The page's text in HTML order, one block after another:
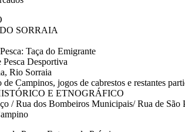
SORRAIA
Taça do Emigrante
Desportiva
Rio Sorraia
de Campinos, jogos de cabrestos e restantes
E ETNOGRÁFICO
/ Rua dos Bombeiros Municipais/ Rua de